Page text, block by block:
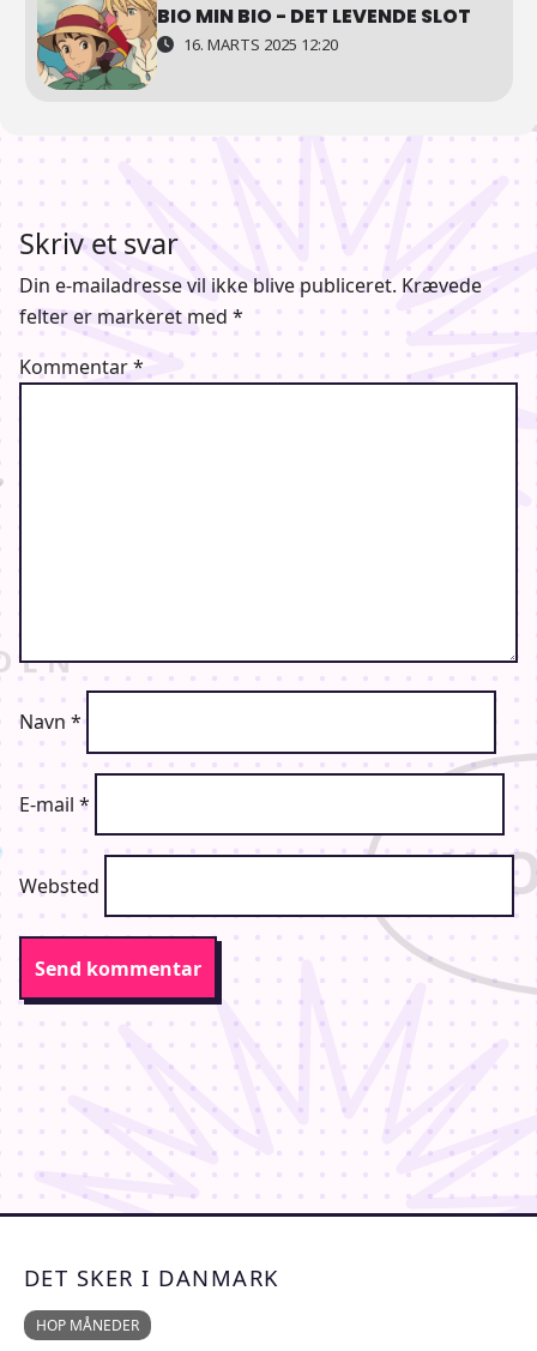
BIO MIN BIO - DET LEVENDE SLOT
16. MARTS 2025 12:20
Skriv et svar
Din e-mailadresse vil ikke blive publiceret. Krævede
felter er markeret med *
Kommentar*
Navn *
E-mail *
Websted
DET SKER I DANMARK
HOP MÅNEDER